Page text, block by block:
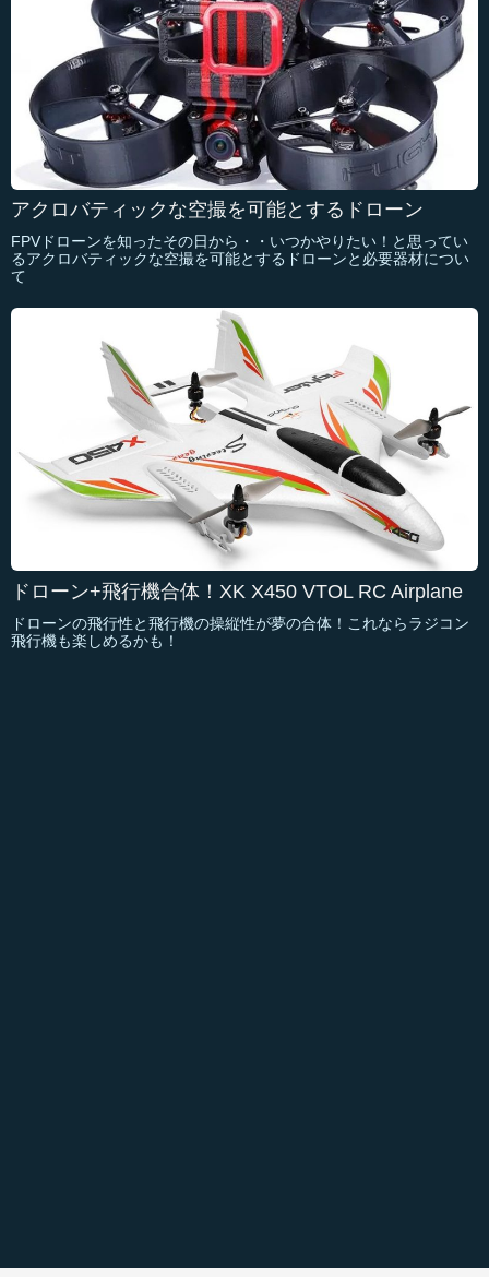
アクロバティックな空撮を可能とするドローン
FPVドローンを知ったその日から・・いつかやりたい！と思ってい
るアクロバティックな空撮を可能とするドローンと必要器材につい
て
ドローン+飛行機合体！XK X450 VTOL RC Airplane
ドローンの飛行性と飛行機の操縦性が夢の合体！これならラジコン
飛行機も楽しめるかも！